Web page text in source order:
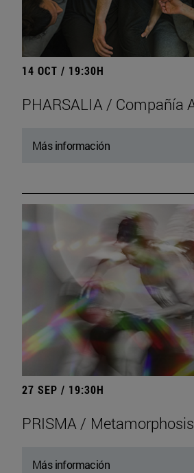
14 OCT / 19:30H
PHARSALIA / Compañía
Más información
27 SEP / 19:30H
PRISMA /
Más información